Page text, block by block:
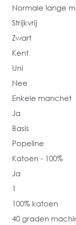
Normale lange
Strijkvrij
Zwart
Kent
Uni
Nee
Enkele manchet
Ja
Basis
Popeline
Katoen - 100%
Ja
1
100% katoen
40 graden